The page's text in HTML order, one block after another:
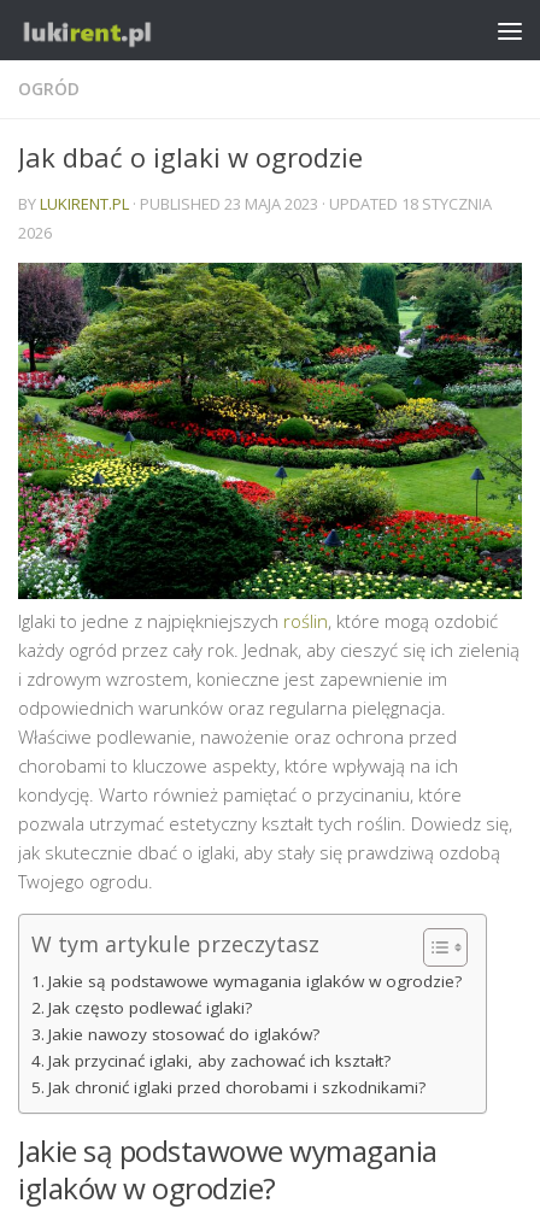
OGRÓD
Jak dbać o iglaki w ogrodzie
BYLUKIRENT.PL · PUBLISHED 23 MAJA 2023 · UPDATED 18 STYCZNIA
2026
Iglaki to jedne z najpiękniejszych roślin, które mogą ozdobić
każdy ogród przez cały rok. Jednak, aby cieszyć się ich zielenią
i zdrowym wzrostem, konieczne jest zapewnienie im
odpowiednich warunków oraz regularna pielęgnacja.
Właściwe podlewanie, nawożenie oraz ochrona przed
chorobami to kluczowe aspekty, które wpływają na ich
kondycję. Warto również pamiętać o przycinaniu, które
pozwala utrzymać estetyczny kształt tych roślin. Dowiedz się,
jak skutecznie dbać o iglaki, aby stały się prawdziwą ozdobą
Twojego ogrodu.
W tym artykule przeczytasz
Jakie są podstawowe wymagania iglaków w ogrodzie?
Jak często podlewać iglaki?
Jakie nawozy stosować do iglaków?
Jak przycinać iglaki, aby zachować ich kształt?
Jak chronić iglaki przed chorobami i szkodnikami?
Jakie są podstawowe wymagania
iglaków w ogrodzie?